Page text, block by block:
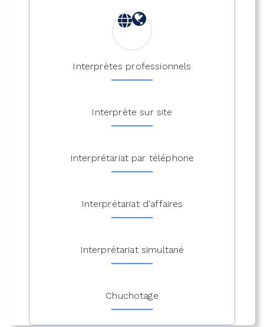
Interprètes professionnels
Interprète sur site
Interprétariat par téléphone
Interprétariat d'affaires
Interprétariat simultané
Chuchotage